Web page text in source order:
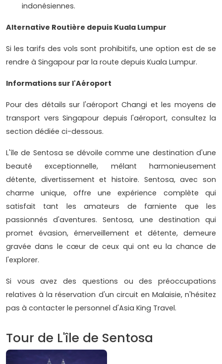
indonésiennes.
Alternative Routière depuis Kuala Lumpur
Si les tarifs des vols sont prohibitifs, une option est de se
rendre à Singapour par la route depuis Kuala Lumpur.
Informations sur l'Aéroport
Pour des détails sur l'aéroport Changi et les moyens de
transport vers Singapour depuis l'aéroport, consultez la
section dédiée ci-dessous.
L'île de Sentosa se dévoile comme une destination d'une
beauté exceptionnelle, mêlant harmonieusement
détente, divertissement et histoire. Sentosa, avec son
charme unique, offre une expérience complète qui
satisfait tant les amateurs de farniente que les
passionnés d'aventures. Sentosa, une destination qui
promet évasion, émerveillement et détente, demeure
gravée dans le cœur de ceux qui ont eu la chance de
l'explorer.
Si vous avez des questions ou des préoccupations
relatives à la réservation d'un circuit en Malaisie, n'hésitez
pas à contacter le personnel d'Asia King Travel.
Tour de L'île de Sentosa